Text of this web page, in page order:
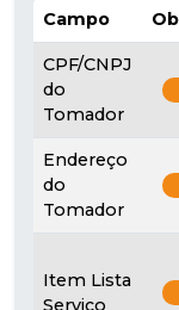
Campo
CPF/CNPJ
do
Tomador
Endereço
do
Tomador
Item Lista
Serviço